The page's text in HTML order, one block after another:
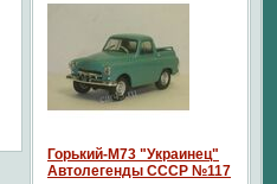
Горький-М73 "Украинец"
Автолегенды СССР №117